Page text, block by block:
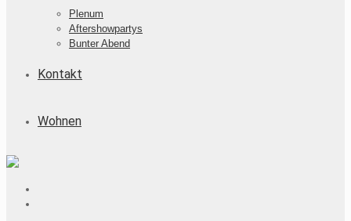
Plenum
Aftershowpartys
Bunter Abend
Kontakt
Wohnen